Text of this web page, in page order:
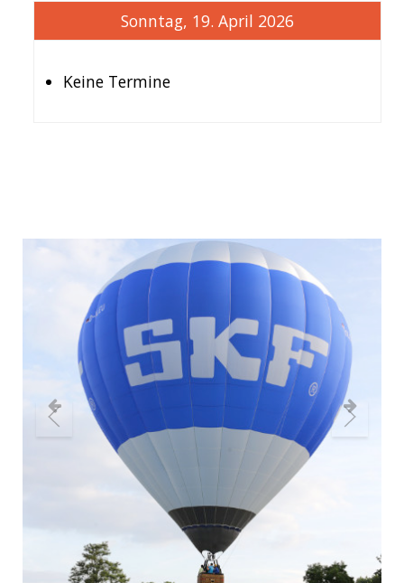
Sonntag, 19. April 2026
Keine Termine